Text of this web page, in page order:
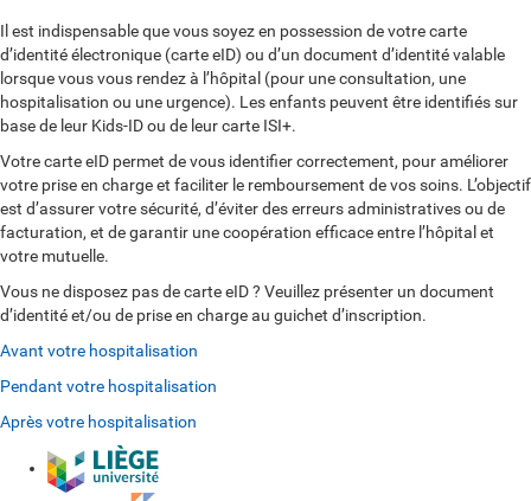
Il est indispensable que vous soyez en possession de votre carte
d’identité électronique (carte eID) ou d’un document d’identité valable
lorsque vous vous rendez à l’hôpital (pour une consultation, une
hospitalisation ou une urgence). Les enfants peuvent être identifiés sur
base de leur Kids-ID ou de leur carte ISI+.
Votre carte eID permet de vous identifier correctement, pour améliorer
votre prise en charge et faciliter le remboursement de vos soins. L’objectif
est d’assurer votre sécurité, d’éviter des erreurs administratives ou de
facturation, et de garantir une coopération efficace entre l’hôpital et
votre mutuelle.
Vous ne disposez pas de carte eID ? Veuillez présenter un document
d’identité et/ou de prise en charge au guichet d’inscription.
Avant votre hospitalisation
Pendant votre hospitalisation
Après votre hospitalisation